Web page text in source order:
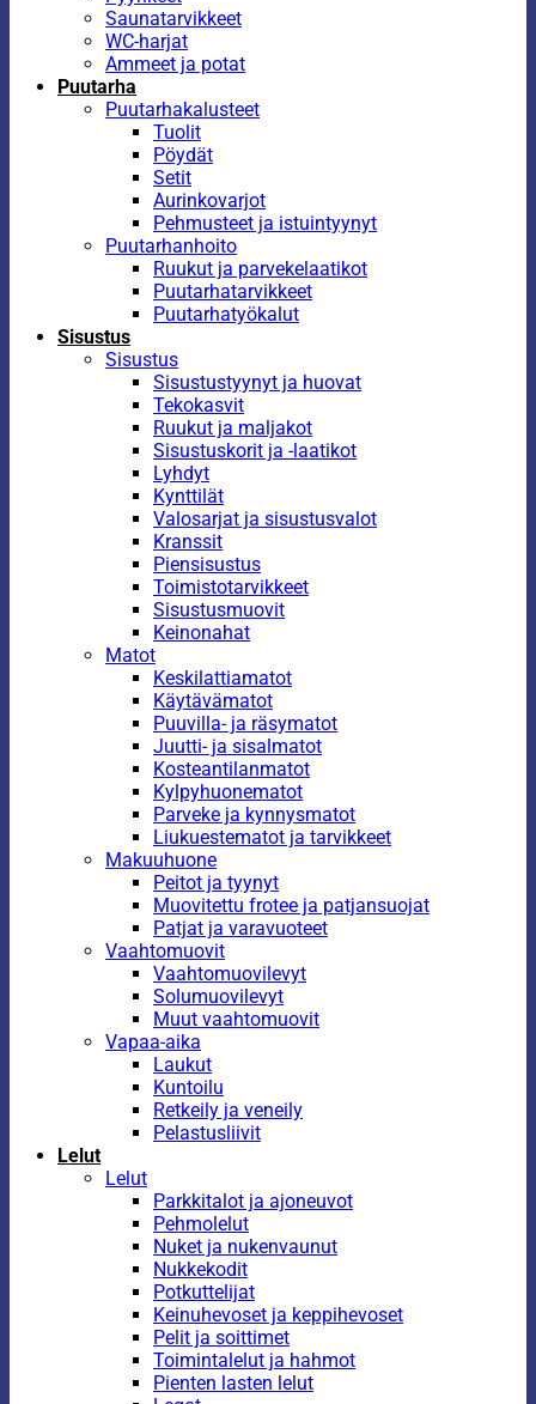
Saunatarvikkeet
WC-harjat
Ammeet ja potat
Puutarha
Puutarhakalusteet
Tuolit
Pöydät
Setit
Aurinkovarjot
Pehmusteet ja istuintyynyt
Puutarhanhoito
Ruukut ja parvekelaatikot
Puutarhatarvikkeet
Puutarhatyökalut
Sisustus
Sisustus
Sisustustyynyt ja huovat
Tekokasvit
Ruukut ja maljakot
Sisustuskorit ja -laatikot
Lyhdyt
Kynttilät
Valosarjat ja sisustusvalot
Kranssit
Piensisustus
Toimistotarvikkeet
Sisustusmuovit
Keinonahat
Matot
Keskilattiamatot
Käytävämatot
Puuvilla- ja räsymatot
Juutti- ja sisalmatot
Kosteantilanmatot
Kylpyhuonematot
Parveke ja kynnysmatot
Liukuestematot ja tarvikkeet
Makuuhuone
Peitot ja tyynyt
Muovitettu frotee ja patjansuojat
Patjat ja varavuoteet
Vaahtomuovit
Vaahtomuovilevyt
Solumuovilevyt
Muut vaahtomuovit
Vapaa-aika
Laukut
Kuntoilu
Retkeily ja veneily
Pelastusliivit
Lelut
Lelut
Parkkitalot ja ajoneuvot
Pehmolelut
Nuket ja nukenvaunut
Nukkekodit
Potkuttelijat
Keinuhevoset ja keppihevoset
Pelit ja soittimet
Toimintalelut ja hahmot
Pienten lasten lelut